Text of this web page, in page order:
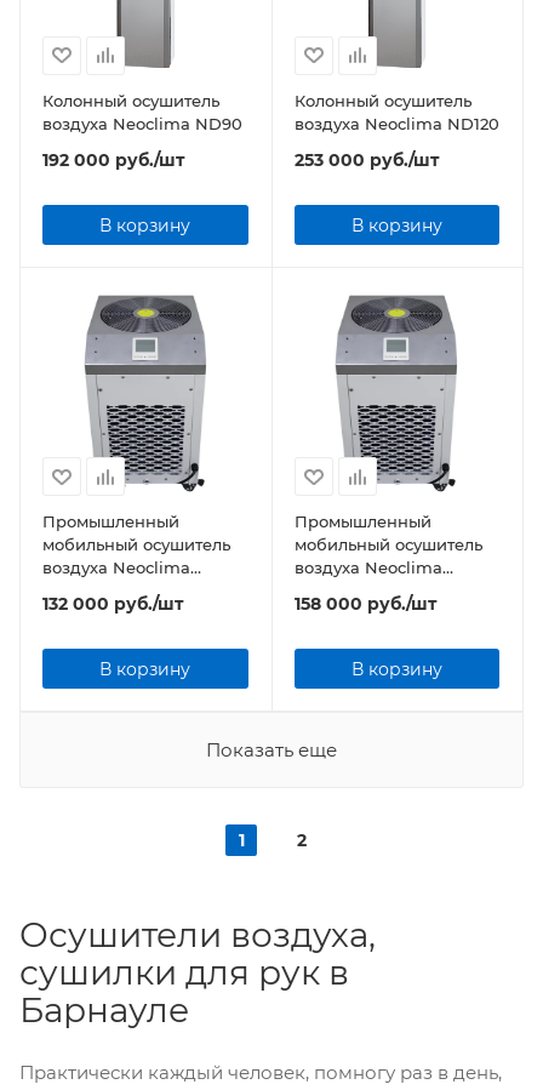
Колонный осушитель
воздуха Neoclima ND90
192 000 руб./шт
В корзину
Колонный осушитель
воздуха Neoclima ND120
253 000 руб./шт
В корзину
Промышленный
мобильный осушитель
воздуха Neoclima
132 000 руб./шт
В корзину
Промышленный
мобильный осушитель
воздуха Neoclima
158 000 руб./шт
В корзину
Показать еще
1 2
Осушители воздуха,
сушилки для рук в
Барнауле
Практически каждый человек, помногу раз в день,